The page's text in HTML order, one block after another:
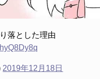
落とした理由
2019年12月18日